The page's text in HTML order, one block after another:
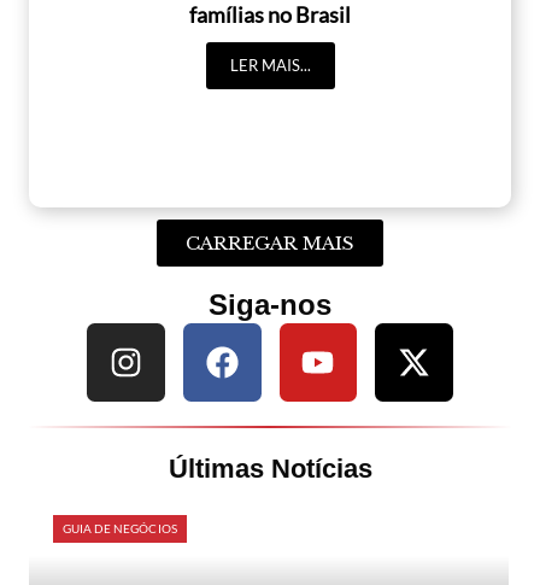
famílias no Brasil
LER MAIS...
CARREGAR MAIS
Siga-nos
Últimas Notícias
GUIA DE NEGÓCIOS